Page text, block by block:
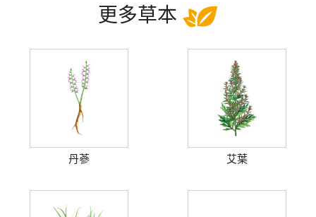
更多草本
丹蔘 艾葉